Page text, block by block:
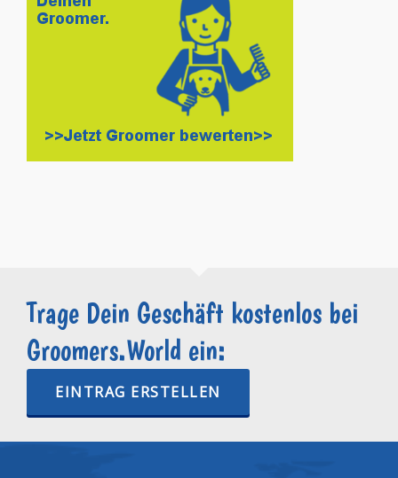
Trage Dein Geschäft kostenlos bei
Groomers.World ein:
EINTRAG ERSTELLEN